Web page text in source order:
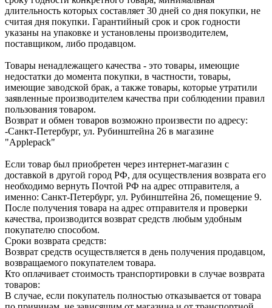
длительность которых составляет 30 дней со дня покупки, не
считая дня покупки. Гарантийный срок и срок годности
указаны на упаковке и установлены производителем,
поставщиком, либо продавцом.
Товары ненадлежащего качества - это товары, имеющие
недостатки до момента покупки, в частности, товары,
имеющие заводской брак, а также товары, которые утратили
заявленные производителем качества при соблюдении правил
пользования товаром.
Возврат и обмен товаров возможно произвести по адресу:
-Санкт-Петербург, ул. Рубинштейна 26 в магазине
"Applepack"
Если товар был приобретен через интернет-магазин с
доставкой в другой город РФ, для осуществления возврата его
необходимо вернуть Почтой РФ на адрес отправителя, а
именно: Санкт-Петербург, ул. Рубинштейна 26, помещение 9.
После получения товара на адрес отправителя и проверки
качества, производится возврат средств любым удобным
покупателю способом.
Сроки возврата средств:
Возврат средств осуществляется в день получения продавцом,
возвращаемого покупателем товара.
Кто оплачивает стоимость транспортировки в случае возврата
товаров:
В случае, если покупатель полностью отказывается от товара